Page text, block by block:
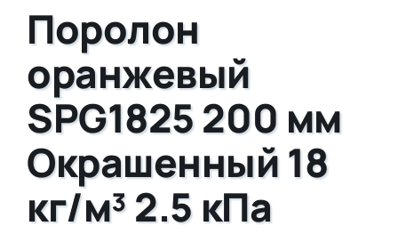
Поролон
оранжевый
SPG1825 200 мм
Окрашенный 18
кг/м³ 2.5 кПа